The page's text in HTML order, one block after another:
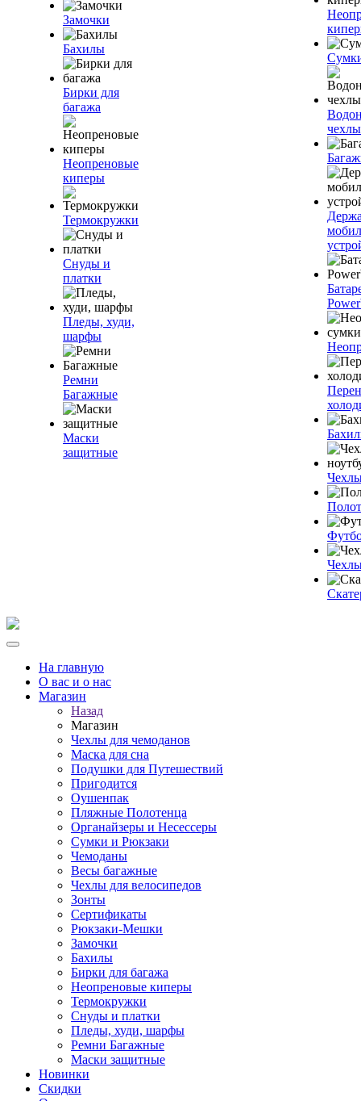
Замочки
Бахилы
Бирки для
багажа
Неопреновые
киперы
Термокружки
Снуды и
платки
Пледы, худи,
шарфы
Ремни
Багажные
Маски
защитные
На главную
О вас и о нас
Магазин
Назад
Магазин
Чехлы для чемоданов
Маска для сна
Подушки для Путешествий
Пригодится
Оушенпак
Пляжные Полотенца
Органайзеры и Несессеры
Сумки и Рюкзаки
Чемоданы
Весы багажные
Чехлы для велосипедов
Зонты
Сертификаты
Рюкзаки-Мешки
Замочки
Бахилы
Бирки для багажа
Неопреновые киперы
Термокружки
Снуды и платки
Пледы, худи, шарфы
Ремни Багажные
Маски защитные
Новинки
Скидки